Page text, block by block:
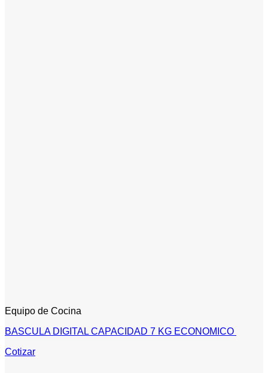
Equipo de Cocina
BASCULA DIGITAL CAPACIDAD 7 KG ECONOMICO
Cotizar